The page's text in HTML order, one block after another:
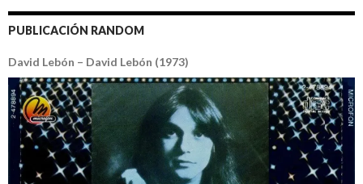
PUBLICACIÓN RANDOM
David Lebón – David Lebón (1973)